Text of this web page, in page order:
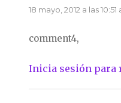
18 mayo, 2012 a las 10:51
comment4,
Inicia sesión para